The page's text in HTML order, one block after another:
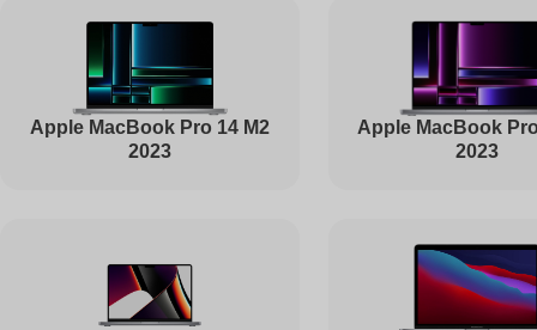
Настройка Wi-Fi
Ремонт вебкамеры
Apple MacBook Pro 14 M2
2023
Apple MacBook
2023